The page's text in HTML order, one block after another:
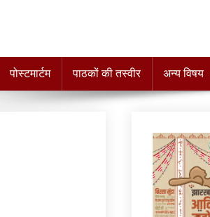
पोस्टमार्टम पाठकों की तस्वीर अन्य विषय